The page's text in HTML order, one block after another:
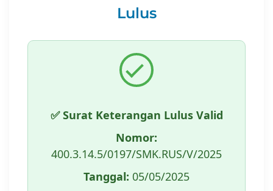
Lulus
✅ Surat Keterangan Lulus Valid
Nomor:
400.3.14.5/0197/SMK.RUS/V/2025
Tanggal: 05/05/2025